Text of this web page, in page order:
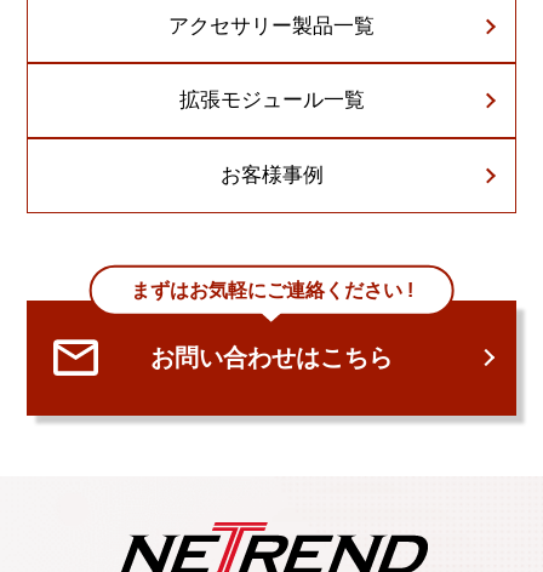
アクセサリー製品一覧
拡張モジュール一覧
お客様事例
まずはお気軽にご連絡ください !
お問い合わせはこちら